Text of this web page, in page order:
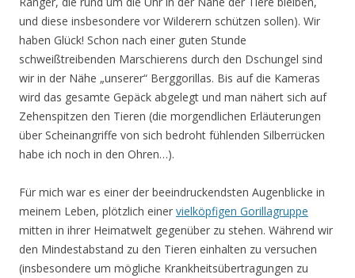
und diese insbesondere vor Wilderern schützen sollen). Wir
haben Glück! Schon nach einer guten Stunde
schweißtreibenden Marschierens durch den Dschungel sind
wir in der Nähe „unserer“ Berggorillas. Bis auf die Kameras
wird das gesamte Gepäck abgelegt und man nähert sich auf
Zehenspitzen den Tieren (die morgendlichen Erläuterungen
über Scheinangriffe von sich bedroht fühlenden Silberrücken
habe ich noch in den Ohren…).
Für mich war es einer der beeindruckendsten Augenblicke in
meinem Leben, plötzlich einer vielköpfigen Gorillagruppe
mitten in ihrer Heimatwelt gegenüber zu stehen. Während wir
den Mindestabstand zu den Tieren einhalten zu versuchen
(insbesondere um mögliche Krankheitsübertragungen zu